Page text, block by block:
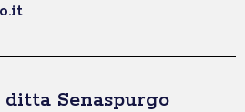
Senaspurgo